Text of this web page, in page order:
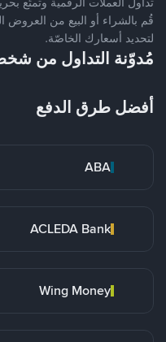
قُم بالشراء أو البيع من العروض
لتحديد أسعارك الخاصّة.
مُدوّنة التداول من
أفضل طرق الدفع
ABA
ACLEDA Bank
Wing Money